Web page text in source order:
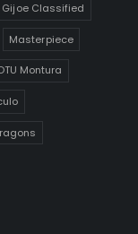
Gijoe Classified
Masterpiece
Montura